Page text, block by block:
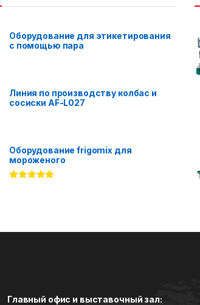
Оборудование для этикетирования
с помощью пара
Линия по производству колбас и
сосиски AF-L027
Оборудование frigomix для
мороженого
Главный офис и выставочный зал: